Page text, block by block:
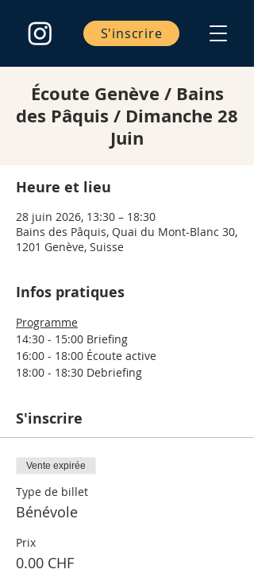
S'inscrire
Écoute Genève / Bains
des Pâquis / Dimanche 28
Juin
Heure et lieu
28 juin 2026, 13:30 – 18:30
Bains des Pâquis, Quai du Mont-Blanc 30,
1201 Genève, Suisse
Infos pratiques
Programme
14:30 - 15:00 Briefing
16:00 - 18:00 Écoute active
18:00 - 18:30 Debriefing
S'inscrire
Vente expirée
Type de billet
Bénévole
Prix
0.00 CHF